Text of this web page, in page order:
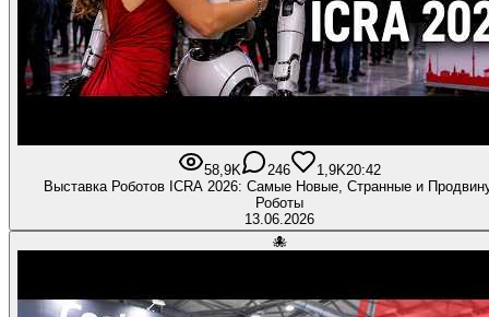
58,9K 246 1,9K20:42
Выставка Роботов ICRA 2026: Самые Новые, Странные и
Роботы
13.06.2026
🐙